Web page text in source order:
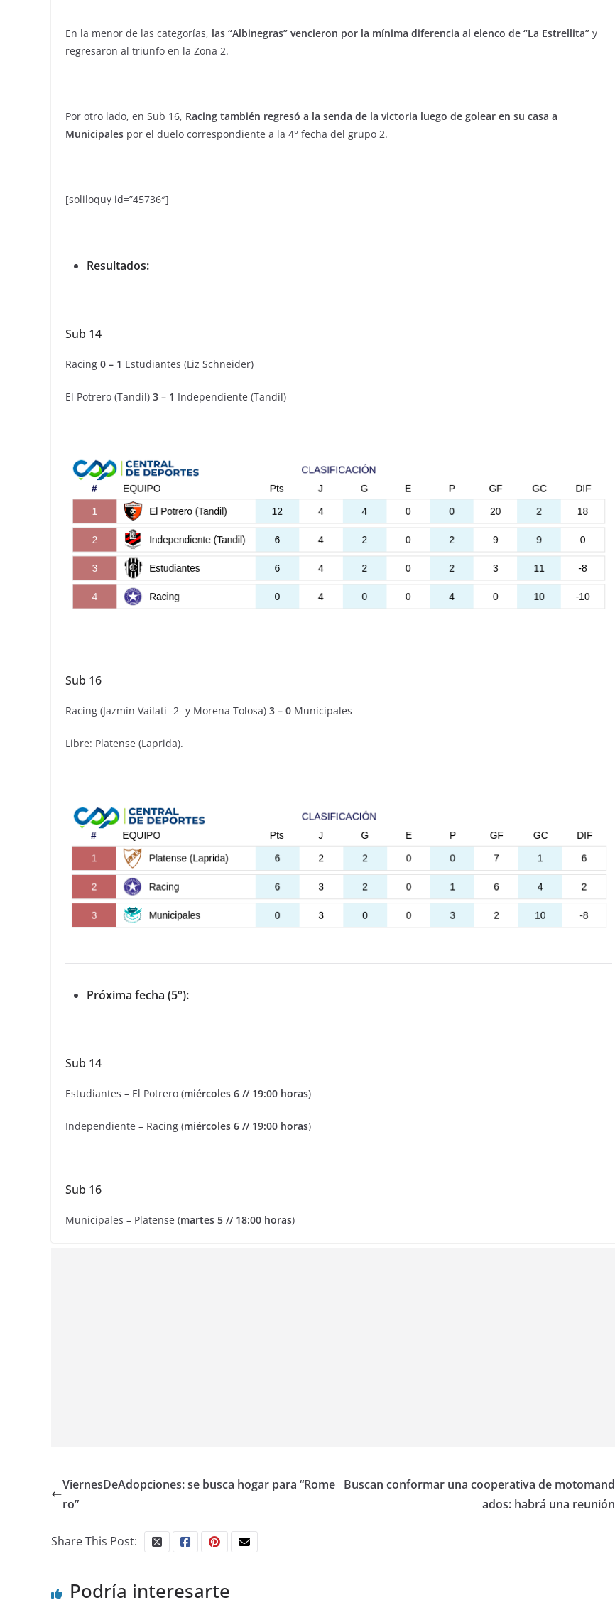
En la menor de las categorías, las “Albinegras” vencieron por la mínima diferencia al elenco de “La Estrellita” y
regresaron al triunfo en la Zona 2.
Por otro lado, en Sub 16, Racing también regresó a la senda de la victoria luego de golear en su casa a
Municipales por el duelo correspondiente a la 4° fecha del grupo 2.
[soliloquy id=”45736″]
Resultados:
Sub 14
Racing 0 – 1 Estudiantes (Liz Schneider)
El Potrero (Tandil) 3 – 1 Independiente (Tandil)
Sub 16
Racing (Jazmín Vailati -2- y Morena Tolosa) 3 – 0 Municipales
Libre: Platense (Laprida).
Próxima fecha (5°):
Sub 14
Estudiantes – El Potrero (miércoles 6 // 19:00 horas)
Independiente – Racing (miércoles 6 // 19:00 horas)
Sub 16
Municipales – Platense (martes 5 // 18:00 horas)
ViernesDeAdopciones: se busca hogar para “Rome
ro”
Buscan conformar una cooperativa de motomand
ados: habrá una reunión
Share This Post:
Podría interesarte